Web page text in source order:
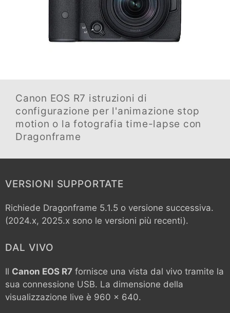
Canon EOS R7 istruzioni di
configurazione per l'animazione stop
motion o la fotografia time-lapse con
Dragonframe
VERSIONI SUPPORTATE
Richiede Dragonframe 5.1.5 o versione successiva.
(2024.x, 2025.x sono le versioni più recenti).
DAL VIVO
Il Canon EOS R7 fornisce una vista dal vivo tramite la
sua connessione USB. La dimensione della
visualizzazione live è 960 x 640.